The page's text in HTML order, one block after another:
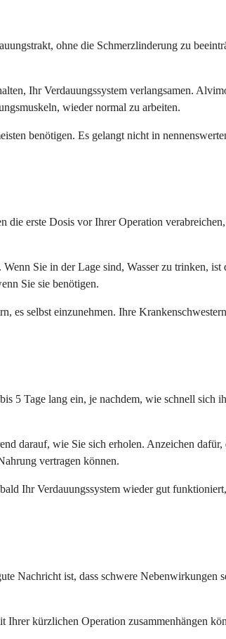
ohne die Schmerzlinderung zu
Ihr Verdauungssystem verlangsamen.
wieder normal zu arbeiten.
benötigen. Es gelangt nicht in
erste Dosis vor Ihrer Operation
Sie in der Lage sind, Wasser zu trinken,
Sie sie benötigen.
es selbst einzunehmen. Ihre
5 Tage lang ein, je nachdem, wie schnell sich
darauf, wie Sie sich erholen. Anzeichen dafür,
vertragen können.
Ihr Verdauungssystem wieder gut
Nachricht ist, dass schwere Nebenwirkungen
kürzlichen Operation zusammenhängen